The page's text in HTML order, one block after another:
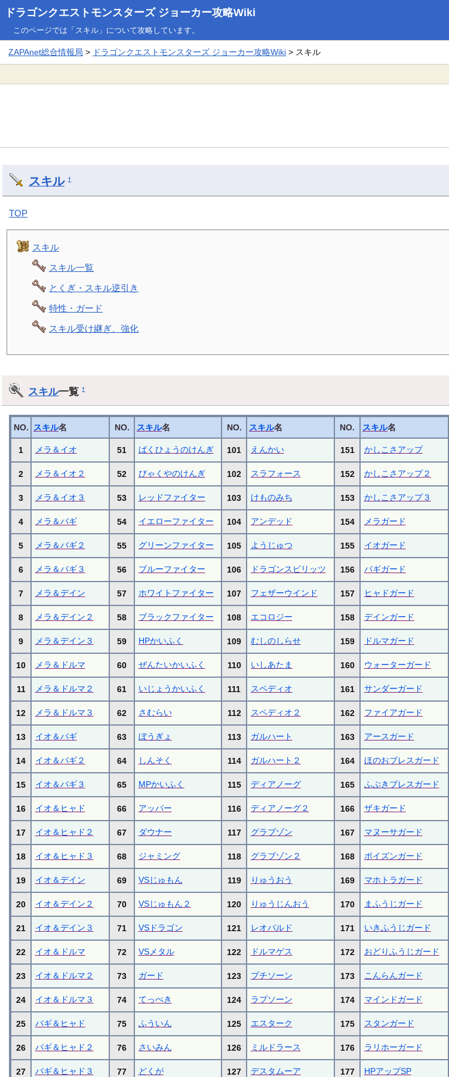
ドラゴンクエストモンスターズ ジョーカー攻略Wiki
このページでは「スキル」について攻略しています。
ZAPAnet総合情報局 > ドラゴンクエストモンスターズ ジョーカー攻略Wiki > スキル
スキル †
TOP
スキル
スキル一覧
とくぎ・スキル逆引き
特性・ガード
スキル受け継ぎ、強化
スキル一覧†
NO. スキル名 NO. スキル名 NO. スキル名 NO. スキル名
1 メラ＆イオ 51 ばくひょうのけんぎ 101 えんかい 151 かしこさアップ
2 メラ＆イオ２ 52 びゃくやのけんぎ 102 スラフォース 152 かしこさアップ２
3 メラ＆イオ３ 53 レッドファイター 103 けものみち 153 かしこさアップ３
4 メラ＆バギ 54 イエローファイター 104 アンデッド 154 メラガード
5 メラ＆バギ２ 55 グリーンファイター 105 ようじゅつ 155 イオガード
6 メラ＆バギ３ 56 ブルーファイター 106 ドラゴンスピリッツ 156 バギガード
7 メラ＆デイン 57 ホワイトファイター 107 フェザーウインド 157 ヒャドガード
8 メラ＆デイン２ 58 ブラックファイター 108 エコロジー 158 デインガード
9 メラ＆デイン３ 59 HPかいふく 109 むしのしらせ 159 ドルマガード
10 メラ＆ドルマ 60 ぜんたいかいふく 110 いしあたま 160 ウォーターガード
11 メラ＆ドルマ２ 61 いじょうかいふく 111 スペディオ 161 サンダーガード
12 メラ＆ドルマ３ 62 さむらい 112 スペディオ２ 162 ファイアガード
13 イオ＆バギ 63 ぼうぎょ 113 ガルハート 163 アースガード
14 イオ＆バギ２ 64 しんそく 114 ガルハート２ 164 ほのおブレスガード
15 イオ＆バギ３ 65 MPかいふく 115 ディアノーグ 165 ふぶきブレスガード
16 イオ＆ヒャド 66 アッパー 116 ディアノーグ２ 166 ザキガード
17 イオ＆ヒャド２ 67 ダウナー 117 グラブゾン 167 マヌーサガード
18 イオ＆ヒャド３ 68 ジャミング 118 グラブゾン２ 168 ポイズンガード
19 イオ＆デイン 69 VSじゅもん 119 りゅうおう 169 マホトラガード
20 イオ＆デイン２ 70 VSじゅもん２ 120 りゅうじんおう 170 まふうじガード
21 イオ＆デイン３ 71 VSドラゴン 121 レオパルド 171 いきふうじガード
22 イオ＆ドルマ 72 VSメタル 122 ドルマゲス 172 おどりふうじガード
23 イオ＆ドルマ２ 73 ガード 123 プチソーン 173 こんらんガード
24 イオ＆ドルマ３ 74 てっぺき 124 ラプソーン 174 マインドガード
25 バギ＆ヒャド 75 ふういん 125 エスターク 175 スタンガード
26 バギ＆ヒャド２ 76 さいみん 126 ミルドラース 176 ラリホーガード
27 バギ＆ヒャド３ 77 どくが 127 デスタムーア 177 HPアップSP